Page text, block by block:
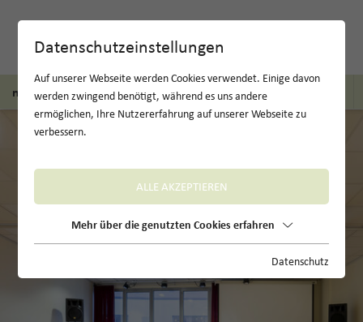
novum Stockerau RÄUME
Datenschutzeinstellungen
Auf unserer Webseite werden Cookies verwendet. Einige davon
werden zwingend benötigt, während es uns andere
ermöglichen, Ihre Nutzererfahrung auf unserer Webseite zu
verbessern.
ALLE AKZEPTIEREN
Mehr über die genutzten Cookies erfahren
Datenschutz